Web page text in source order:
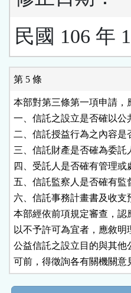
民國 106 年
第 5 條
本部對第三條第一項申請，
一、信託之設立是否確以公
二、信託授益行為之內容是
三、信託財產是否確為委託
四、受託人是否確有管理或
五、信託監察人是否確有監
六、信託事務計畫書及收支
本部經依前項規定審查，
以不予許可為宜者，應敘明
公益信託之設立目的與其